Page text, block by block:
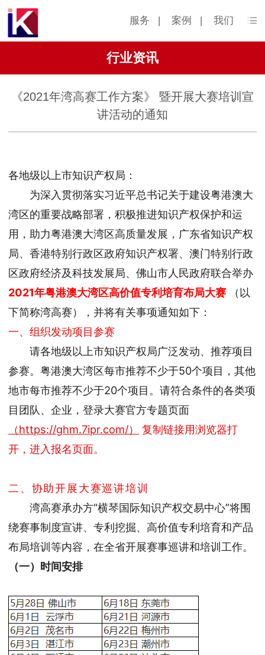
服务 | 案例 | 我们
行业资讯
《2021年湾高赛工作方案》 暨开展大赛培训宣
讲活动的通知
各地级以上市知识产权局：
为深入贯彻落实习近平总书记关于建设粤港澳大
湾区的重要战略部署，积极推进知识产权保护和运
用，助力粤港澳大湾区高质量发展，广东省知识产权
局、香港特别行政区政府知识产权署、澳门特别行政
区政府经济及科技发展局、佛山市人民政府联合举办
2021年粤港澳大湾区高价值专利培育布局大赛
（以
下简称湾高赛），并将有关事项通知如下：
一、组织发动项目参赛
请各地级以上市知识产权局广泛发动、推荐项目
参赛。粤港澳大湾区每市推荐不少于50个项目，其他
地市每市推荐不少于20个项目。请符合条件的各类项
目团队、企业，登录大赛官方专题页面
（https://ghm.7ipr.com/）
复制链接用浏览器打
开，进入报名页面。
二、协助开展大赛巡讲培训
湾高赛承办方“横琴国际知识产权交易中心”将围
绕赛事制度宣讲、专利挖掘、高价值专利培育和产品
布局培训等内容，在全省开展赛事巡讲和培训工作。
（一）时间安排